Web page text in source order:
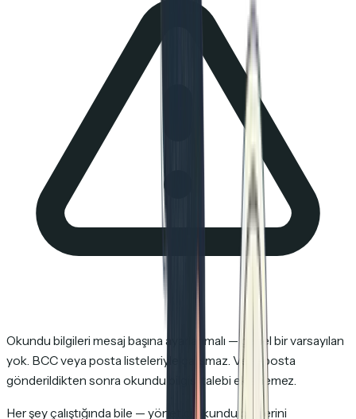
Okundu bilgileri mesaj başına ayarlanmalı — genel bir varsayılan
yok. BCC veya posta listeleriyle çalışmaz. Ve e-posta
gönderildikten sonra okundu bilgisi talebi eklenemez.
Her şey çalıştığında bile — yönetici okundu bilgilerini